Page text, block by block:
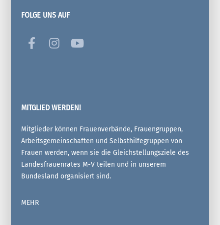
FOLGE UNS AUF
MITGLIED WERDEN!
Mitglieder können Frauenverbände, Frauengruppen,
Arbeitsgemeinschaften und Selbsthilfegruppen von
Frauen werden, wenn sie die Gleichstellungsziele des
Landesfrauenrates M-V teilen und in unserem
Bundesland organisiert sind.
MEHR